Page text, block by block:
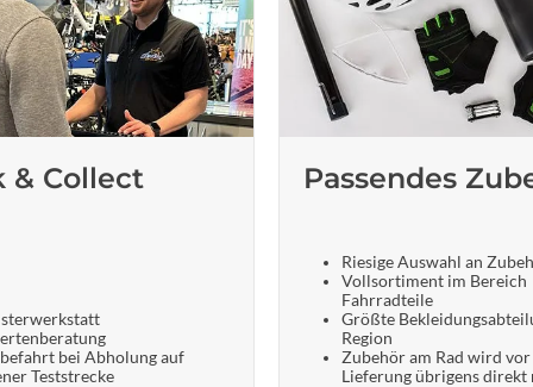
& Collect
bei Abholung auf
Teststrecke
Passendes
Riesige Auswahl an
Vollsortiment im Bereich
Fahrradteile
Größte
Region
Zubehör am Rad wird vor
Lieferung übrigens